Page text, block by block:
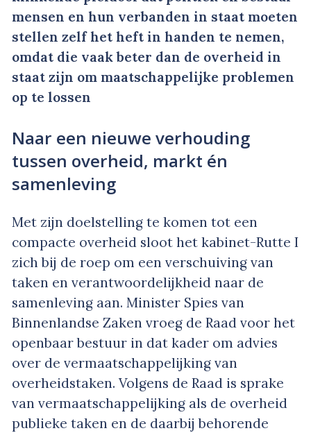
mensen en hun verbanden in staat moeten
stellen zelf het heft in handen te nemen,
omdat die vaak beter dan de overheid in
staat zijn om maatschappelijke problemen
op te lossen
Naar een nieuwe verhouding
tussen overheid, markt én
samenleving
Met zijn doelstelling te komen tot een
compacte overheid sloot het kabinet-Rutte I
zich bij de roep om een verschuiving van
taken en verantwoordelijkheid naar de
samenleving aan. Minister Spies van
Binnenlandse Zaken vroeg de Raad voor het
openbaar bestuur in dat kader om advies
over de vermaatschappelijking van
overheidstaken. Volgens de Raad is sprake
van vermaatschappelijking als de overheid
publieke taken en de daarbij behorende